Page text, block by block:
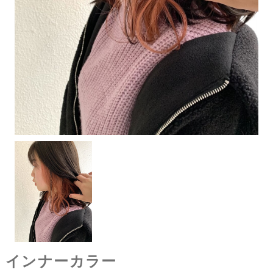
インナーカラー